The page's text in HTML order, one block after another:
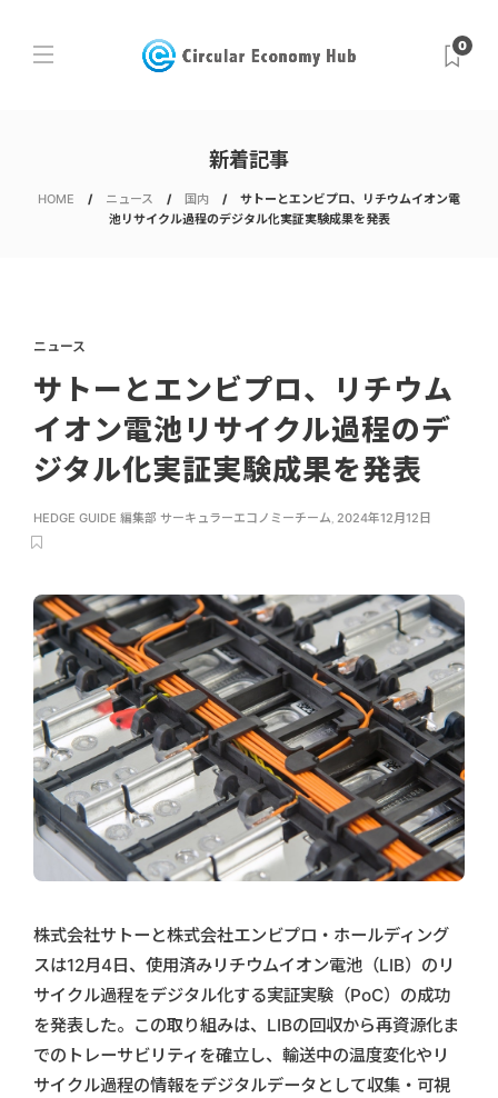
0
新着記事
HOME ニュース 国内
サトーとエンビプロ、リチウムイオン電
池リサイクル過程のデジタル化実証実験成果を発表
ニュース
サトーとエンビプロ、リチウム
イオン電池リサイクル過程のデ
ジタル化実証実験成果を発表
HEDGE GUIDE 編集部 サーキュラーエコノミーチーム, 2024年12月12日
株式会社サトーと株式会社エンビプロ・ホールディング
スは12月4日、使用済みリチウムイオン電池（LIB）のリ
サイクル過程をデジタル化する実証実験（PoC）の成功
を発表した。この取り組みは、LIBの回収から再資源化ま
でのトレーサビリティを確立し、輸送中の温度変化やリ
サイクル過程の情報をデジタルデータとして収集・可視